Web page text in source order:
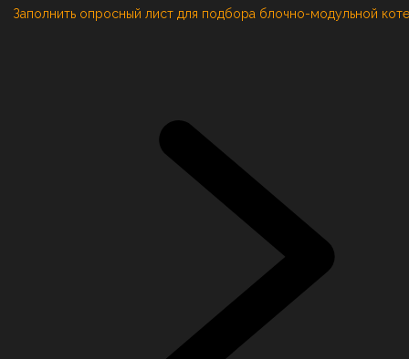
Заполнить опросный лист для подбора блочно-модульной